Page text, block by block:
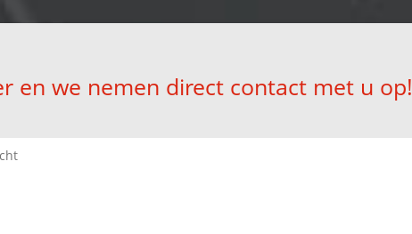
en we nemen direct contact met u op!